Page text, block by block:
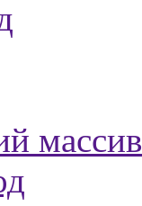
массив